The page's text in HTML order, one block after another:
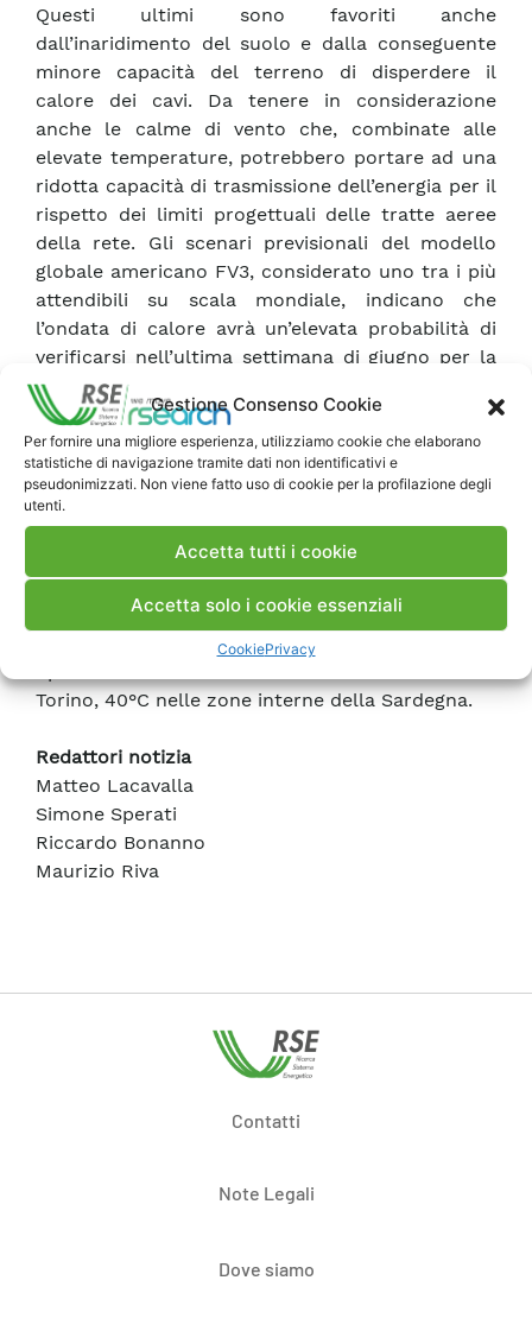
Gestione Consenso Cookie
Per fornire una migliore esperienza, utilizziamo cookie che elaborano
statistiche di navigazione tramite dati non identificativi e
pseudonimizzati. Non viene fatto uso di cookie per la profilazione degli
utenti.
Accetta tutti i cookie
Accetta solo i cookie essenziali
CookiePrivacy
Questi ultimi sono favoriti anche
dall’inaridimento del suolo e dalla conseguente
minore capacità del terreno di disperdere il
calore dei cavi. Da tenere in considerazione
anche le calme di vento che, combinate alle
elevate temperature, potrebbero portare ad una
ridotta capacità di trasmissione dell’energia per il
rispetto dei limiti progettuali delle tratte aeree
della rete. Gli scenari previsionali del modello
globale americano FV3, considerato uno tra i più
attendibili su scala mondiale, indicano che
l’ondata di calore avrà un’elevata probabilità di
verificarsi nell’ultima settimana di giugno per la
formazione di un robusto anticiclone tra il
Mediterraneo e il Nord Africa che piloterà masse
d’aria roventi sull’Italia. La mappa in Fig.1 riporta i
valori massimi di temperatura previsti per l’Italia
durante l’apice dell’ondata di calore il giorno 28
di giugno.
Fig.1 – Temperatura massima prevista dal
modello FV3 per il 28 giugno. In colorazione viola
le aree italiane con temperature superiori a 36°C.
Torino, 40°C nelle zone interne della Sardegna.
Redattori notizia
Matteo Lacavalla
Simone Sperati
Riccardo Bonanno
Maurizio Riva
Contatti
Note Legali
Dove siamo